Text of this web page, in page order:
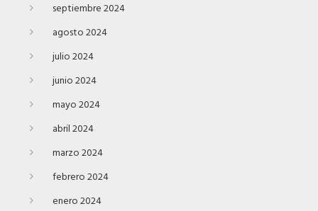
septiembre 2024
agosto 2024
julio 2024
junio 2024
mayo 2024
abril 2024
marzo 2024
febrero 2024
enero 2024